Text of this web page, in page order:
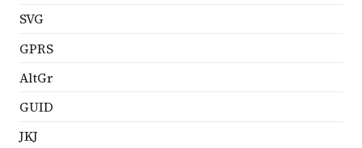
SVG
GPRS
AltGr
GUID
JKJ